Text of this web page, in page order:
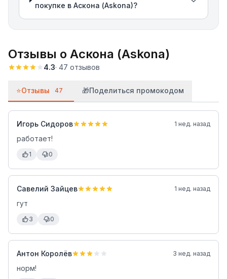
покупке в Аскона (Askona)?
Отзывы о Аскона (Askona)
4.3· 47 отзывов
⭐Отзывы 47 🎁Поделиться промокодом
Игорь Сидоров 1 нед. назад
работает!
1 0
Савелий Зайцев 1 нед. назад
гут
3 0
Антон Королёв 3 нед. назад
норм!